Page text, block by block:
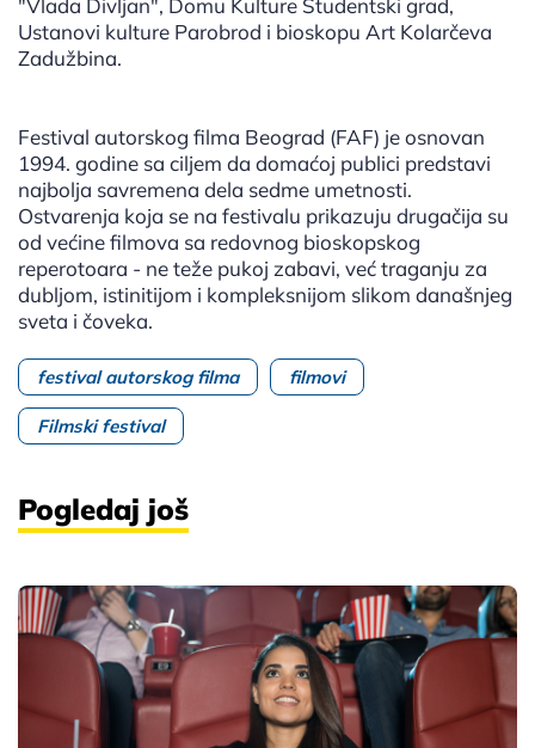
"Vlada Divljan", Domu Kulture Studentski grad,
Ustanovi kulture Parobrod i bioskopu Art Kolarčeva
Zadužbina.
Festival autorskog filma Beograd (FAF) je osnovan
1994. godine sa ciljem da domaćoj publici predstavi
najbolja savremena dela sedme umetnosti.
Ostvarenja koja se na festivalu prikazuju drugačija su
od većine filmova sa redovnog bioskopskog
reperotoara - ne teže pukoj zabavi, već traganju za
dubljom, istinitijom i kompleksnijom slikom današnjeg
sveta i čoveka.
festival autorskog filma filmovi
Filmski festival
Pogledaj još